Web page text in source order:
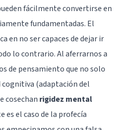
fácilmente convertirse en
fundamentadas. El
en no ser capaces de dejar ir
lo contrario. Al aferrarnos a
de pensamiento que no solo
(adaptación del
cosechan rigidez mental
es el caso de la profecía